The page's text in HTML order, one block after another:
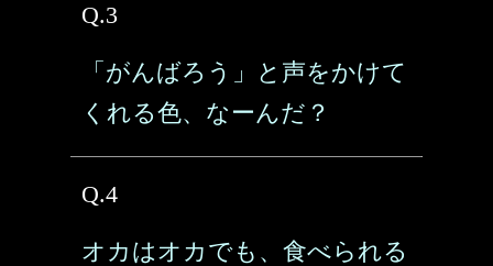
Q.3
「がんばろう」と声をかけて
くれる色、なーんだ？
Q.4
オカはオカでも、食べられる